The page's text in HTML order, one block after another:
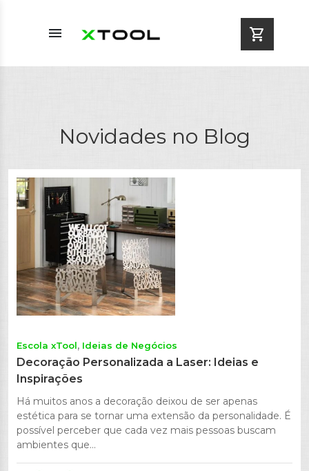
menu shopping_cart
Novidades no Blog
Escola xTool Ideias de Negócios
Decoração Personalizada a Laser: Ideias e
Inspirações
Há muitos anos a decoração deixou de ser apenas
estética para se tornar uma extensão da personalidade. É
possível perceber que cada vez mais pessoas buscam
ambientes que...